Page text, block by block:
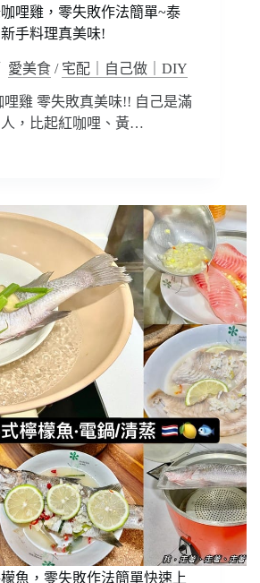
哩雞，零失敗作法簡單~泰
手料理真美味!
愛美食 / 宅配｜自己做｜DIY
雞 零失敗真美味!! 自己是滿
，比起紅咖哩、黃…
魚，零失敗作法簡單快速上